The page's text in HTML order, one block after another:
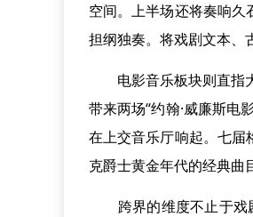
空间。上半场还将奏响
担纲独奏。将戏剧文本、
电影音乐板块则直指大
带来两场“约翰·威廉斯电
在上交音乐厅响起。七届
克爵士黄金年代的经典曲
跨界的维度不止于戏